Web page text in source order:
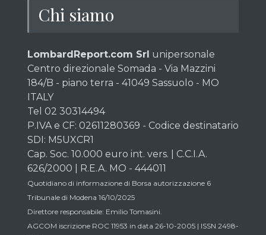
Chi siamo
LombardReport.com Srl unipersonale
Centro direzionale Somada - Via Mazzini
184/B - piano terra - 41049 Sassuolo - MO
ITALY
Tel 02 30314494
P.IVA e CF: 02611280369 - Codice destinatario
SDI: M5UXCR1
Cap. Soc. 10.000 euro int. vers. | C.C.I.A.
626/2000 | R.E.A. MO - 444011
Quotidiano di informazione di Borsa autorizzazione 6
Tribunale di Modena 16/10/2025
Direttore responsabile: Emilio Tomasini.
AGCOM iscrizione ROC 11953 in data 26-10-2005 | ISSN 2498-